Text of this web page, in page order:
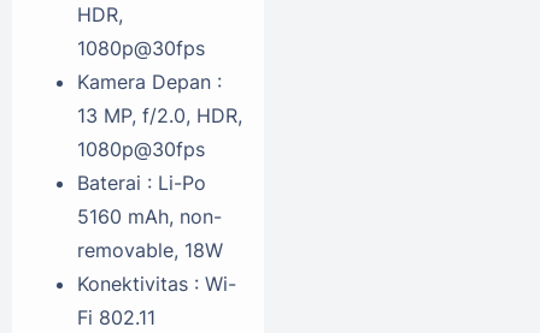
HDR,
1080p@30fps
Kamera Depan :
13 MP, f/2.0, HDR,
1080p@30fps
Baterai : Li-Po
5160 mAh, non-
removable, 18W
Konektivitas : Wi-
Fi 802.11